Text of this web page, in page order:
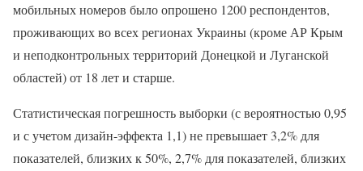
мобильных номеров было опрошено 1200 респондентов,
проживающих во всех регионах Украины (кроме АР Крым
и неподконтрольных территорий Донецкой и Луганской
областей) от 18 лет и старше.
Статистическая погрешность выборки (с вероятностью 0,95
и с учетом дизайн-эффекта 1,1) не превышает 3,2% для
показателей, близких к 50%, 2,7% для показателей, близких